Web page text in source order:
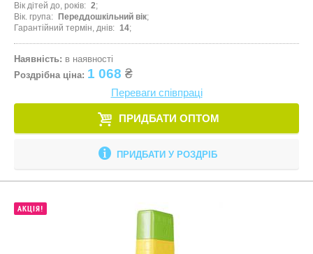
Вік дітей до, років
2
Вік. група
Переддошкільний вік
Гарантійний термін, днів
14
Наявність: в наявності
Роздрібна ціна: 1 068 ₴
Переваги співпраці
ПРИДБАТИ ОПТОМ
ПРИДБАТИ У РОЗДРІБ
АКЦІЯ!